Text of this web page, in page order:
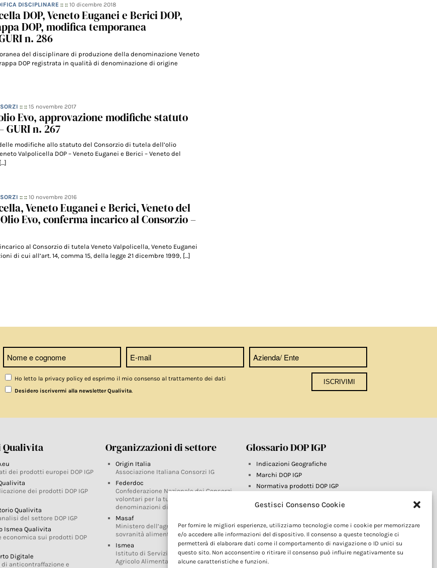
Gestisci Consenso Cookie
Per fornire le migliori esperienze, utilizziamo tecnologie come i cookie per memorizzare
e/o accedere alle informazioni del dispositivo. Il consenso a queste tecnologie ci
permetterà di elaborare dati come il comportamento di navigazione o ID unici su
questo sito. Non acconsentire o ritirare il consenso può influire negativamente su
alcune caratteristiche e funzioni.
DISCIPLINARE :: ::10 dicembre 2018
DOP, Veneto Euganei e Berici DOP,
DOP, modifica temporanea
n. 286
del disciplinare di produzione della denominazione Veneto
DOP registrata in qualità di denominazione di origine
:: ::15 novembre 2017
Evo, approvazione modifiche statuto
GURI n. 267
delle modifiche allo statuto del Consorzio di tutela dell’olio
Valpolicella DOP – Veneto Euganei e Berici – Veneto del
:: ::10 novembre 2016
Veneto Euganei e Berici, Veneto del
Evo, conferma incarico al Consorzio –
al Consorzio di tutela Veneto Valpolicella, Veneto Euganei
di cui all’art. 14, comma 15, della legge 21 dicembre 1999, […]
Ho letto la privacy policy ed esprimo il mio consenso al trattamento dei dati
Desidero iscrivermi alla newsletter Qualivita.
dei prodotti europei DOP IGP
dei prodotti DOP IGP
Qualivita
del settore DOP IGP
Ismea Qualivita
economica sui prodotti DOP
Digitale
di anticontraffazione e
Organizzazioni di settore
Origin Italia
Associazione Italiana Consorzi IG
Federdoc
Confederazione Nazionale dei Consorzi
volontari per la tutela delle
denominazioni di origine
Masaf
Ministero dell’agricoltura, della
sovranità alimentare e delle foreste
Ismea
Istituto di Servizi per il Mercato
Agricolo Alimentare
Glossario DOP IGP
Indicazioni Geografiche
Marchi DOP IGP
Normativa prodotti DOP IGP
Farm To Fork e prodotti DOP IGP
Riforma Sistema IG
Turismo DOP